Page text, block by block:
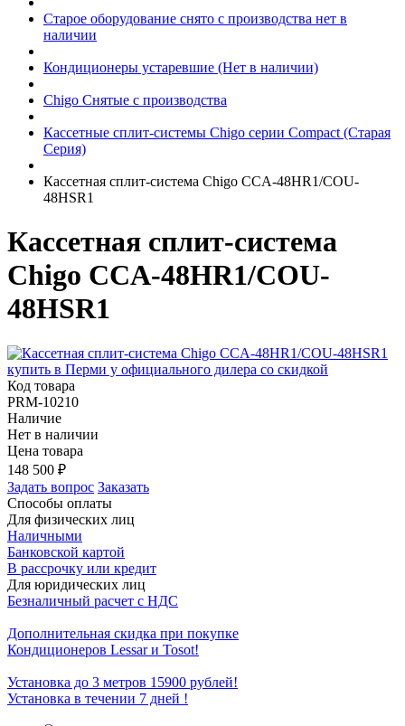
Старое оборудование снято с производства нет в
наличии
Кондиционеры устаревшие (Нет в наличии)
Chigo Снятые с производства
Кассетные сплит-системы Chigo серии Compact (Старая
Серия)
Кассетная сплит-система Chigo CCA-48HR1/COU-
48HSR1
Кассетная сплит-система
Chigo CCA-48HR1/COU-
48HSR1
Код товара
PRM-10210
Наличие
Нет в наличии
Цена товара
148 500 ₽
Задать вопрос Заказать
Способы оплаты
Для физических лиц
Наличными
Банковской картой
В рассрочку или кредит
Для юридических лиц
Безналичный расчет с НДС
Дополнительная скидка при покупке
Кондиционеров Lessar и Tosot!
Установка до 3 метров 15900 рублей!
Установка в течении 7 дней !